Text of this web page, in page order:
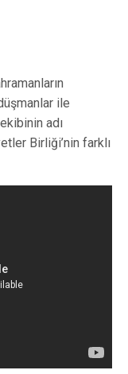
ile
adı
Birliği’nin farklı